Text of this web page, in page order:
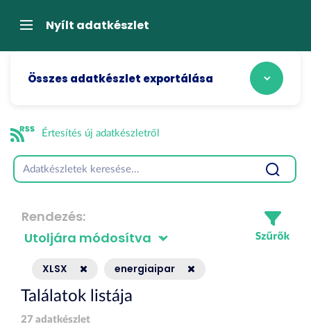
átugrásaNavigációNyílt adatkészlet
Összes adatkészlet exportálása
Értesítés új adatkészletről
Rendezés
XLSX energiaipar
Találatok listája
27 adatkészlet